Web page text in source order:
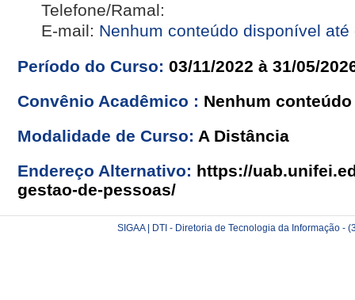
Telefone/Ramal:
E-mail: Nenhum conteúdo disponível até
Período do Curso: 03/11/2022 à 31/05/
Convênio Acadêmico : Nenhum
Modalidade de Curso: A Distância
Endereço Alternativo: https://
gestao-de-pessoas/
SIGAA | DTI - Diretoria de Tecnologia da Informação